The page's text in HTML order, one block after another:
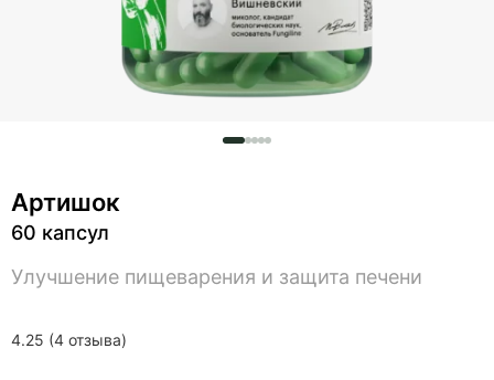
4.25 (4 отзыва)
Артишок
60 капсул
Улучшение пищеварения и защита печени